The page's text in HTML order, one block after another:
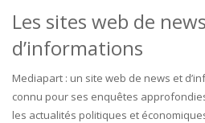
Les sites web de
d’informations
Mediapart : un site web de news et
connu pour ses enquêtes
les actualités politiques et